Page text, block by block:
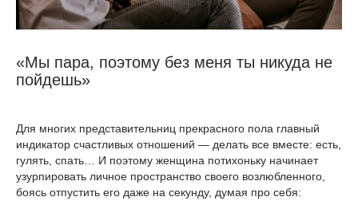
«Мы пара, поэтому без меня ты никуда не
пойдешь»
Для многих представительниц прекрасного пола главный
индикатор счастливых отношений — делать все вместе: есть,
гулять, спать… И поэтому женщина потихоньку начинает
узурпировать личное пространство своего возлюбленного,
боясь отпустить его даже на секунду, думая про себя: